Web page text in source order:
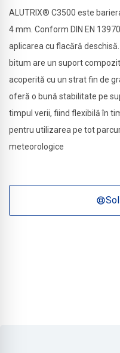
ALUTRIX® C3500 este
4 mm. Conform DIN EN
aplicarea cu flacără
bitum are un suport
acoperită cu un strat fin de
oferă o bună stabilitate pe
timpul verii, fiind flexibilă în
pentru utilizarea pe tot
meteorologice